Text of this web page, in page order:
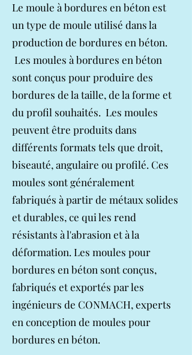
Le moule à bordures en béton est
un type de moule utilisé dans la
production de bordures en béton.
Les moules à bordures en béton
sont conçus pour produire des
bordures de la taille, de la forme et
du profil souhaités. Les moules
peuvent être produits dans
différents formats tels que droit,
biseauté, angulaire ou profilé. Ces
moules sont généralement
fabriqués à partir de métaux solides
et durables, ce qui les rend
résistants à l'abrasion et à la
déformation. Les moules pour
bordures en béton sont conçus,
fabriqués et exportés par les
ingénieurs de CONMACH, experts
en conception de moules pour
bordures en béton.